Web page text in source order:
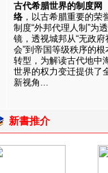
古代希腊世界的制度网
络 ，以古希腊重要的荣
制度“外邦代理人制”为透
镜，透视城邦从“无政府
会”到帝国等级秩序的根
转型，为解读古代地中
世界的权力变迁提供了
新视角...
新書推介